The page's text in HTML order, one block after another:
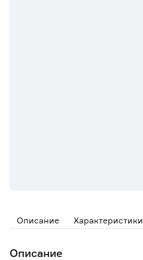
Описание Характеристики
Описание